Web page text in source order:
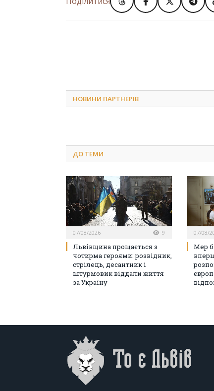
НОВИНИ ПАРТНЕРІВ
ДО ТЕМИ
07/08/2026 9
Львівщина прощається з
чотирма героями: розвідник,
стрілець, десантник і
штурмовик віддали життя
за Україну
07/08/
Мер